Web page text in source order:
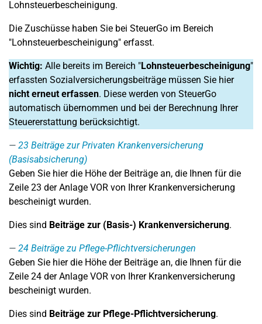
Lohnsteuerbescheinigung.
Die Zuschüsse haben Sie bei SteuerGo im Bereich
"Lohnsteuerbescheinigung" erfasst.
Wichtig: Alle bereits im Bereich "Lohnsteuerbescheinigung"
erfassten Sozialversicherungsbeiträge müssen Sie hier
nicht erneut erfassen. Diese werden von SteuerGo
automatisch übernommen und bei der Berechnung Ihrer
Steuererstattung berücksichtigt.
23 Beiträge zur Privaten Krankenversicherung
(Basisabsicherung)
Geben Sie hier die Höhe der Beiträge an, die Ihnen für die
Zeile 23 der Anlage VOR von Ihrer Krankenversicherung
bescheinigt wurden.
Dies sind Beiträge zur (Basis-) Krankenversicherung.
24 Beiträge zu Pflege-Pflichtversicherungen
Geben Sie hier die Höhe der Beiträge an, die Ihnen für die
Zeile 24 der Anlage VOR von Ihrer Krankenversicherung
bescheinigt wurden.
Dies sind Beiträge zur Pflege-Pflichtversicherung.